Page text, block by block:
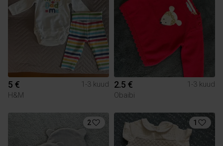
5 €
1-3 kuud
H&M
2.5 €
1-3 kuud
Obaibi
2 1